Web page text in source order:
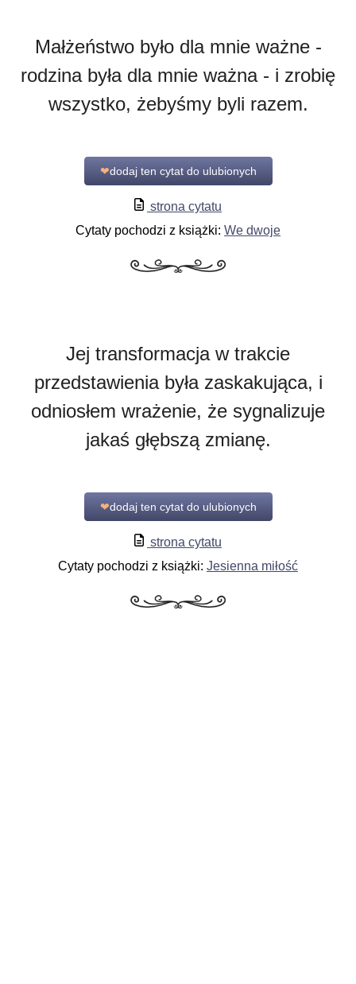
Małżeństwo było dla mnie ważne -
rodzina była dla mnie ważna - i zrobię
wszystko, żebyśmy byli razem.
❤dodaj ten cytat do ulubionych
strona cytatu
Cytaty pochodzi z książki: We dwoje
Jej transformacja w trakcie
przedstawienia była zaskakująca, i
odniosłem wrażenie, że sygnalizuje
jakaś głębszą zmianę.
❤dodaj ten cytat do ulubionych
strona cytatu
Cytaty pochodzi z książki: Jesienna miłość